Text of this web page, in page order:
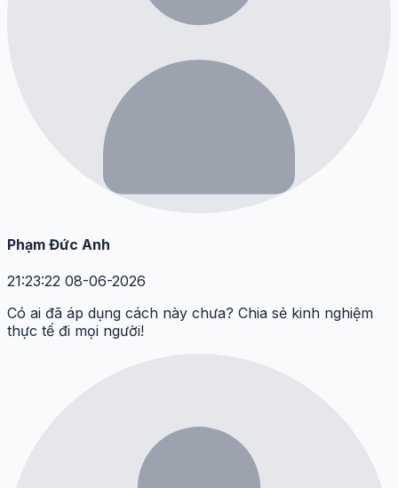
Phạm Đức Anh
21:23:22 08-06-2026
Có ai đã áp dụng cách này chưa? Chia sẻ kinh nghiệm
thực tế đi mọi người!